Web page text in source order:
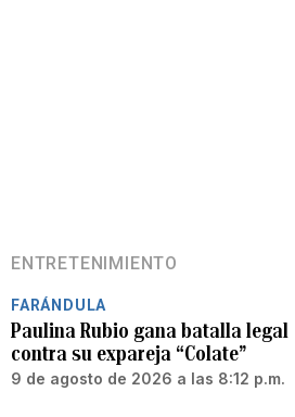
ENTRETENIMIENTO
FARÁNDULA
Paulina Rubio gana batalla legal
contra su expareja “Colate”
9 de agosto de 2026 a las 8:12 p.m.